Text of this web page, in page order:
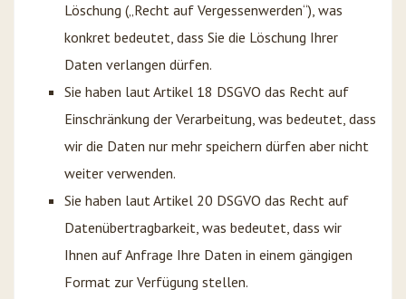
Löschung („Recht auf Vergessenwerden“), was
konkret bedeutet, dass Sie die Löschung Ihrer
Daten verlangen dürfen.
Sie haben laut Artikel 18 DSGVO das Recht auf
Einschränkung der Verarbeitung, was bedeutet, dass
wir die Daten nur mehr speichern dürfen aber nicht
weiter verwenden.
Sie haben laut Artikel 20 DSGVO das Recht auf
Datenübertragbarkeit, was bedeutet, dass wir
Ihnen auf Anfrage Ihre Daten in einem gängigen
Format zur Verfügung stellen.